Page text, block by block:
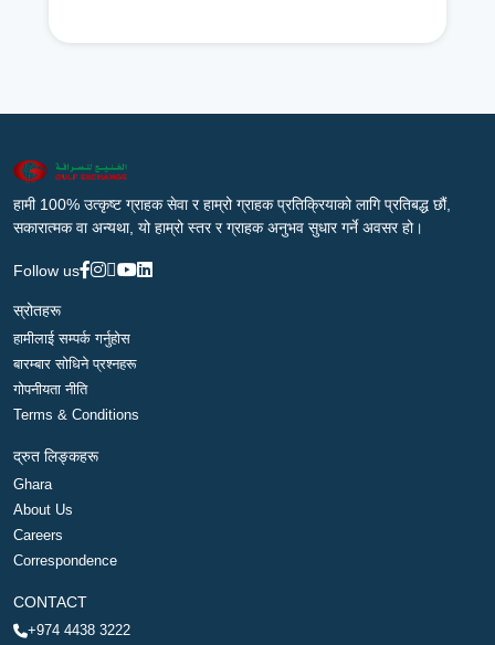
हामी 100% उत्कृष्ट ग्राहक सेवा र हाम्रो ग्राहक प्रतिक्रियाको लागि प्रतिबद्ध छौं,
सकारात्मक वा अन्यथा, यो हाम्रो स्तर र ग्राहक अनुभव सुधार गर्ने अवसर हो।
Follow us
स्रोतहरू
हामीलाई सम्पर्क गर्नुहोस
बारम्बार सोधिने प्रश्नहरू
गोपनीयता नीति
Terms & Conditions
द्रुत लिङ्कहरू
Ghara
About Us
Careers
Correspondence
CONTACT
+974 4438 3222